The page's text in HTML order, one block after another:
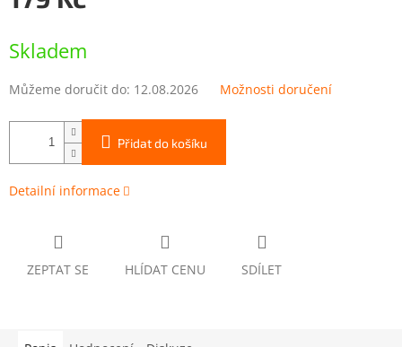
cena:
Skladem
Můžeme doručit do: 12.08.2026 Možnosti doručení
Přidat do košíku
Detailní informace
ZEPTAT SE HLÍDAT CENU SDÍLET